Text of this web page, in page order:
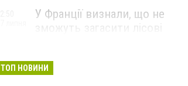
У Франції визнали, що не
ТОП НОВИНИ